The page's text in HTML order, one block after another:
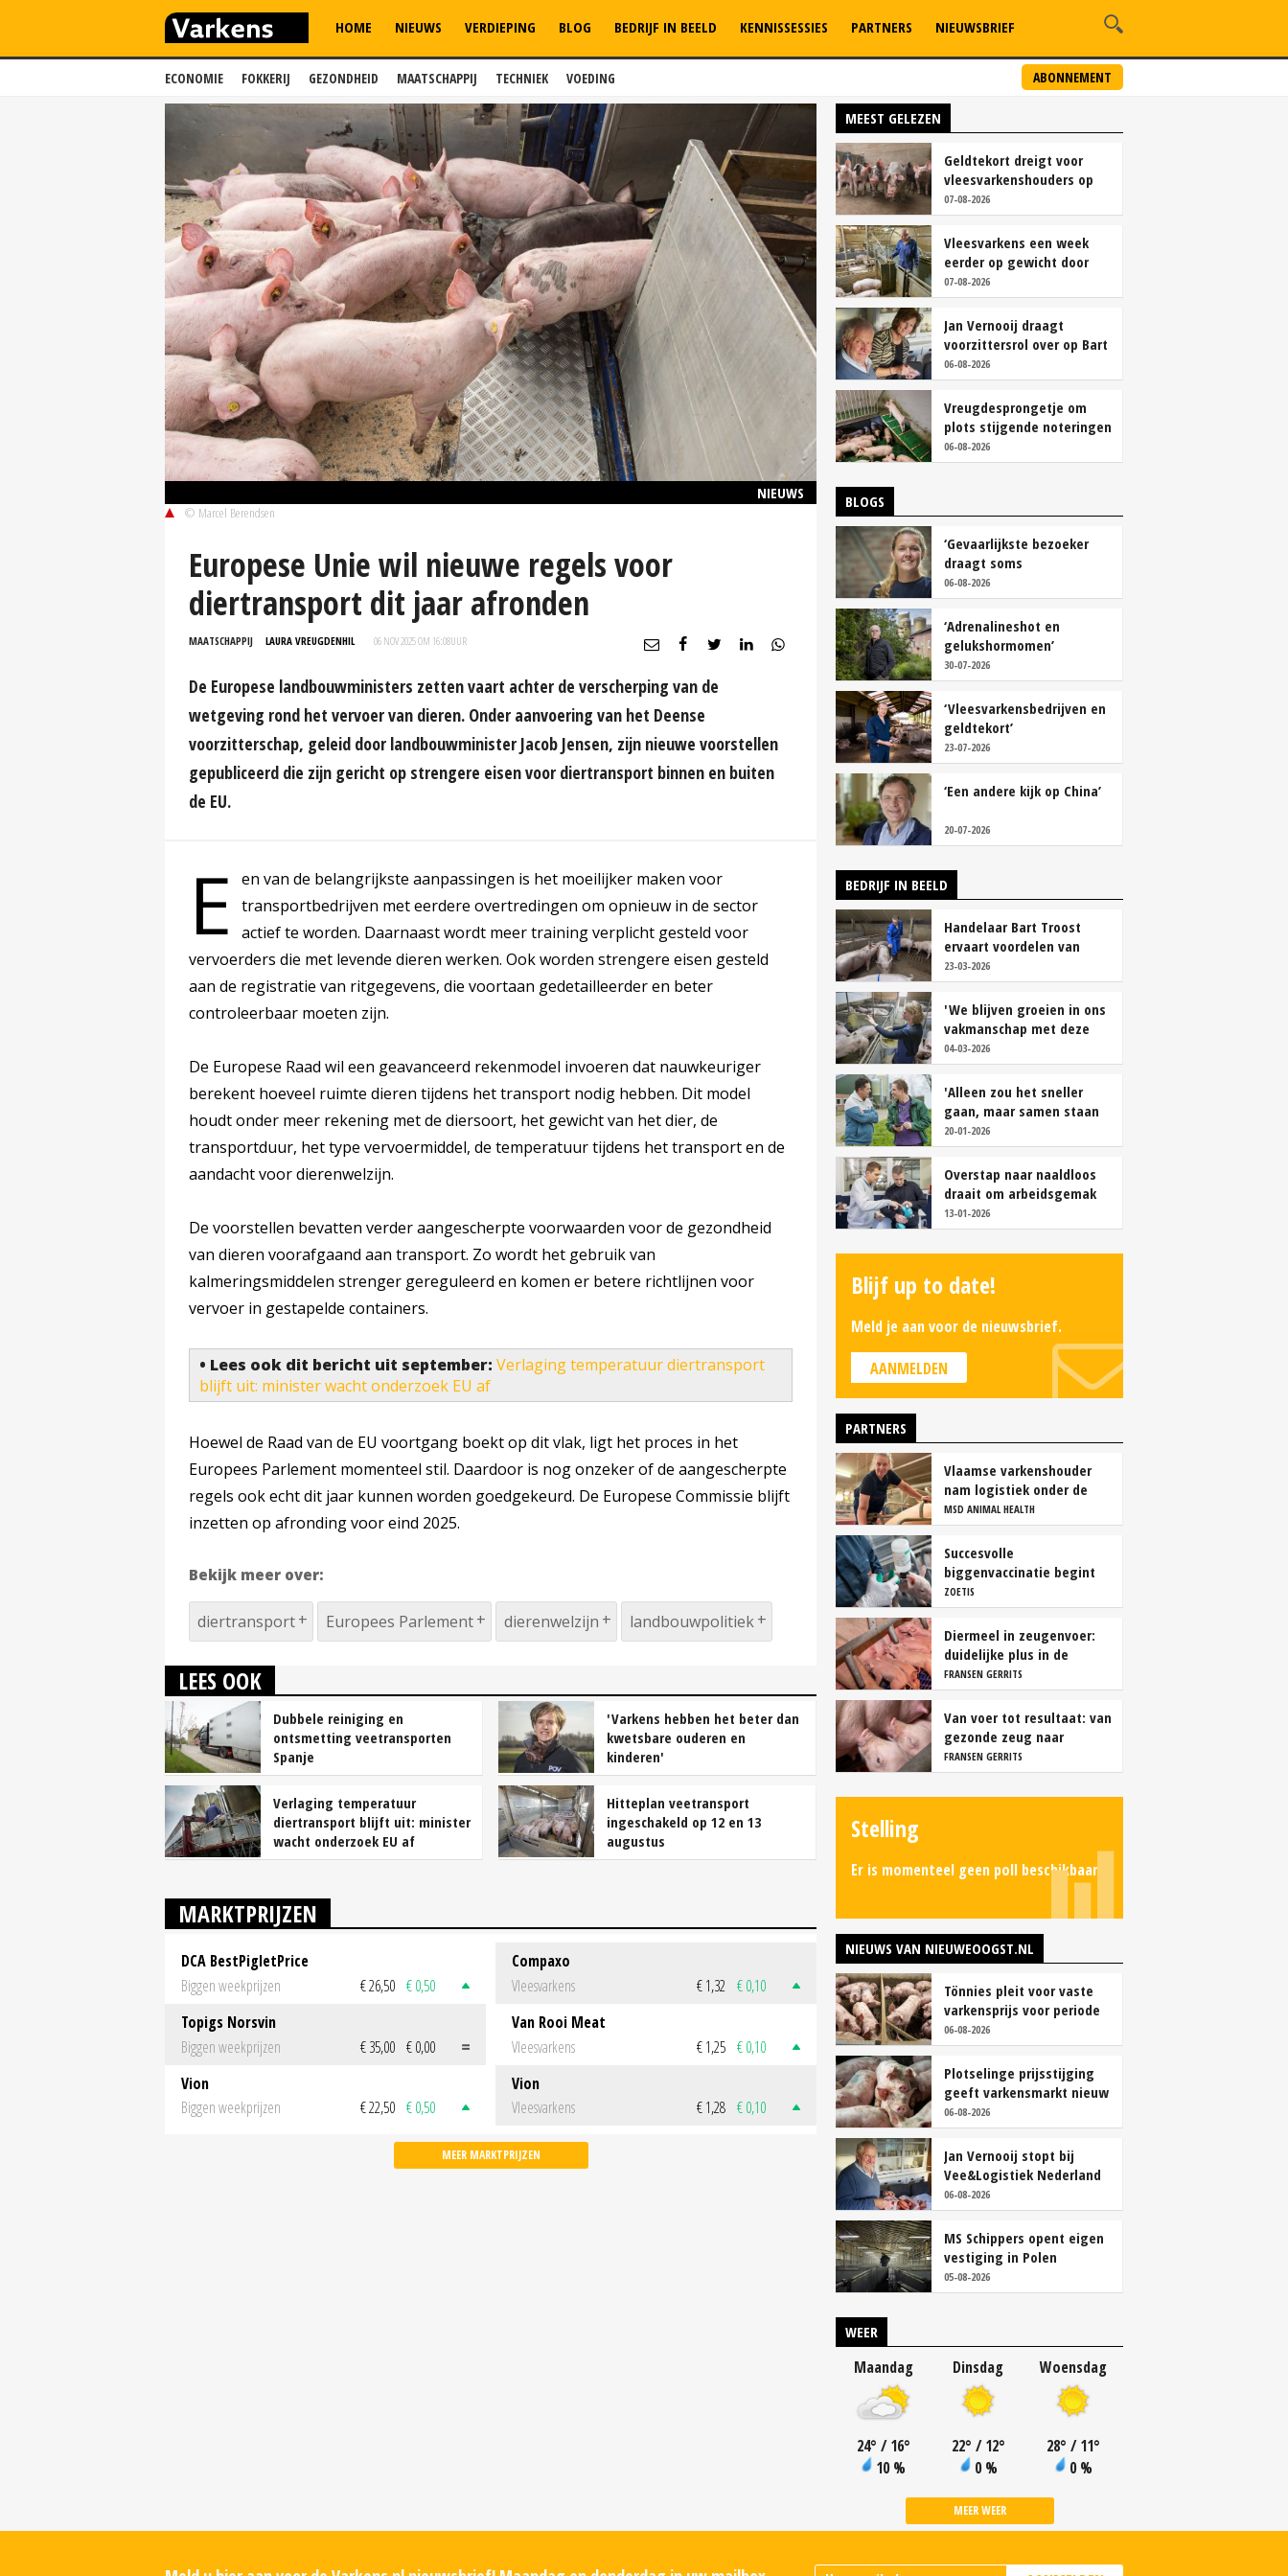
ECONOMIE FOKKERIJ GEZONDHEID MAATSCHAPPIJ TECHNIEK VOEDING ABONNEMENT
HOME NIEUWS VERDIEPING BLOG BEDRIJF IN BEELD KENNISSESSIES PARTNERS NIEUWSBRIEF
NIEUWS
© Marcel Berendsen
Europese Unie wil nieuwe regels voor
diertransport dit jaar afronden
MAATSCHAPPIJ LAURA VREUGDENHIL 06 NOV 2025 OM 16:08UUR
De Europese landbouwministers zetten vaart achter de verscherping van de
wetgeving rond het vervoer van dieren. Onder aanvoering van het Deense
voorzitterschap, geleid door landbouwminister Jacob Jensen, zijn nieuwe voorstellen
gepubliceerd die zijn gericht op strengere eisen voor diertransport binnen en buiten
de EU.
E
en van de belangrijkste aanpassingen is het moeilijker maken voor
transportbedrijven met eerdere overtredingen om opnieuw in de sector
actief te worden. Daarnaast wordt meer training verplicht gesteld voor
vervoerders die met levende dieren werken. Ook worden strengere eisen gesteld
aan de registratie van ritgegevens, die voortaan gedetailleerder en beter
controleerbaar moeten zijn.
De Europese Raad wil een geavanceerd rekenmodel invoeren dat nauwkeuriger
berekent hoeveel ruimte dieren tijdens het transport nodig hebben. Dit model
houdt onder meer rekening met de diersoort, het gewicht van het dier, de
transportduur, het type vervoermiddel, de temperatuur tijdens het transport en de
aandacht voor dierenwelzijn.
De voorstellen bevatten verder aangescherpte voorwaarden voor de gezondheid
van dieren voorafgaand aan transport. Zo wordt het gebruik van
kalmeringsmiddelen strenger gereguleerd en komen er betere richtlijnen voor
vervoer in gestapelde containers.
• Lees ook dit bericht uit september: Verlaging temperatuur diertransport
blijft uit: minister wacht onderzoek EU af
Hoewel de Raad van de EU voortgang boekt op dit vlak, ligt het proces in het
Europees Parlement momenteel stil. Daardoor is nog onzeker of de aangescherpte
regels ook echt dit jaar kunnen worden goedgekeurd. De Europese Commissie blijft
inzetten op afronding voor eind 2025.
Bekijk meer over:
diertransport Europees Parlement dierenwelzijn landbouwpolitiek
LEES OOK
Dubbele reiniging en
ontsmetting veetransporten
Spanje
'Varkens hebben het beter dan
kwetsbare ouderen en
kinderen'
Verlaging temperatuur
diertransport blijft uit: minister
wacht onderzoek EU af
Hitteplan veetransport
ingeschakeld op 12 en 13
augustus
MARKTPRIJZEN
DCA BestPigletPrice
Biggen weekprijzen
€ 26,50 € 0,50
Topigs Norsvin
Biggen weekprijzen
€ 35,00 € 0,00
Vion
Biggen weekprijzen
€ 22,50 € 0,50
Compaxo
Vleesvarkens
€ 1,32 € 0,10
Van Rooi Meat
Vleesvarkens
€ 1,25 € 0,10
Vion
Vleesvarkens
€ 1,28 € 0,10
MEER MARKTPRIJZEN
MEEST GELEZEN
Geldtekort dreigt voor
vleesvarkenshouders op
vrije markt
07-08-2026
Vleesvarkens een week
eerder op gewicht door
continu aanbod van
brijvoer
07-08-2026
Jan Vernooij draagt
voorzittersrol over op Bart
Camps
06-08-2026
Vreugdesprongetje om
plots stijgende noteringen
06-08-2026
BLOGS
‘Gevaarlijkste bezoeker
draagt soms
overschoenen’
06-08-2026
‘Adrenalineshot en
gelukshormomen’
30-07-2026
‘Vleesvarkensbedrijven en
geldtekort’
23-07-2026
‘Een andere kijk op China’
20-07-2026
BEDRIJF IN BEELD
Handelaar Bart Troost
ervaart voordelen van
coöperatieve voerfusie
23-03-2026
'We blijven groeien in ons
vakmanschap met deze
teamaanpak'
04-03-2026
'Alleen zou het sneller
gaan, maar samen staan
we stukken sterker'
20-01-2026
Overstap naar naaldloos
draait om arbeidsgemak
en diervriendelijkheid
13-01-2026
Blijf up to date!
Meld je aan voor de nieuwsbrief.
AANMELDEN
PARTNERS
Vlaamse varkenshouder
nam logistiek onder de
loep en spaart personeel
MSD ANIMAL HEALTH
Succesvolle
biggenvaccinatie begint
met de juiste timing
ZOETIS
Diermeel in zeugenvoer:
duidelijke plus in de
kraamstal
FRANSEN GERRITS
Van voer tot resultaat: van
gezonde zeug naar
succesvolle biggen
FRANSEN GERRITS
Stelling
Er is momenteel geen poll beschikbaar.
NIEUWS VAN NIEUWEOOGST.NL
Tönnies pleit voor vaste
varkensprijs voor periode
van zes maanden
06-08-2026
Plotselinge prijsstijging
geeft varkensmarkt nieuw
perspectief
06-08-2026
Jan Vernooij stopt bij
Vee&Logistiek Nederland
06-08-2026
MS Schippers opent eigen
vestiging in Polen
05-08-2026
WEER
Maandag
24° / 16°
10 %
Dinsdag
22° / 12°
0 %
Woensdag
28° / 11°
0 %
MEER WEER